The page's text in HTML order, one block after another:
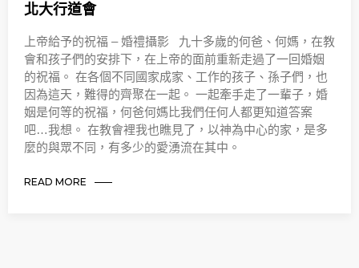
北大行道會
上帝給予的祝福 – 婚禮攝影 九十多歲的何爸、何媽，在教
會和孩子們的安排下，在上帝的面前重新走過了一回婚姻
的祝福。 在各個不同國家成家、工作的孩子、孫子們，也
因為這天，難得的齊聚在一起。 一起牽手走了一輩子，婚
姻是何等的祝福，何爸何媽比我們任何人都更知道答案
吧…我想。 在教會裡我也瞧見了，以神為中心的家，是多
麼的與眾不同，有多少的愛湧流在其中。
READ MORE